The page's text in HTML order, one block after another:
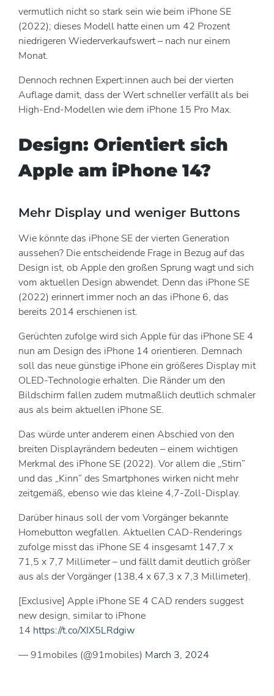
vermutlich nicht so stark sein wie beim iPhone SE
(2022); dieses Modell hatte einen um 42 Prozent
niedrigeren Wiederverkaufswert – nach nur einem
Monat.
Dennoch rechnen Expert:innen auch bei der vierten
Auflage damit, dass der Wert schneller verfällt als bei
High-End-Modellen wie dem iPhone 15 Pro Max.
Design: Orientiert sich
Apple am iPhone 14?
Mehr Display und weniger Buttons
Wie könnte das iPhone SE der vierten Generation
aussehen? Die entscheidende Frage in Bezug auf das
Design ist, ob Apple den großen Sprung wagt und sich
vom aktuellen Design abwendet. Denn das iPhone SE
(2022) erinnert immer noch an das iPhone 6, das
bereits 2014 erschienen ist.
Gerüchten zufolge wird sich Apple für das iPhone SE 4
nun am Design des iPhone 14 orientieren. Demnach
soll das neue günstige iPhone ein größeres Display mit
OLED-Technologie erhalten. Die Ränder um den
Bildschirm fallen zudem mutmaßlich deutlich schmaler
aus als beim aktuellen iPhone SE.
Das würde unter anderem einen Abschied von den
breiten Displayrändern bedeuten – einem wichtigen
Merkmal des iPhone SE (2022). Vor allem die „Stirn”
und das „Kinn” des Smartphones wirken nicht mehr
zeitgemäß, ebenso wie das kleine 4,7-Zoll-Display.
Darüber hinaus soll der vom Vorgänger bekannte
Homebutton wegfallen. Aktuellen CAD-Renderings
zufolge misst das iPhone SE 4 insgesamt 147,7 x
71,5 x 7,7 Millimeter – und fällt damit deutlich größer
aus als der Vorgänger (138,4 x 67,3 x 7,3 Millimeter).
[Exclusive] Apple iPhone SE 4 CAD renders suggest
new design, similar to iPhone
14 https://t.co/XIX5LRdgiw
— 91mobiles (@91mobiles) March 3, 2024